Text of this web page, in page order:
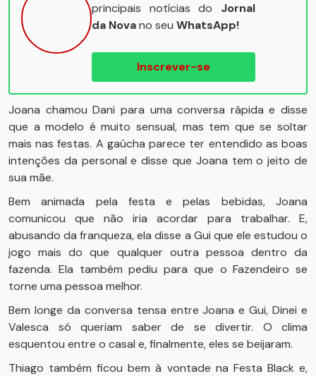
principais notícias do Jornal
da Novano seu WhatsApp!
Inscrever-se
Joana chamou Dani para uma conversa rápida e disse
que a modelo é muito sensual, mas tem que se soltar
mais nas festas. A gaúcha parece ter entendido as boas
intenções da personal e disse que Joana tem o jeito de
sua mãe.
Bem animada pela festa e pelas bebidas, Joana
comunicou que não iria acordar para trabalhar. E,
abusando da franqueza, ela disse a Gui que ele estudou o
jogo mais do que qualquer outra pessoa dentro da
fazenda. Ela também pediu para que o Fazendeiro se
torne uma pessoa melhor.
Bem longe da conversa tensa entre Joana e Gui, Dinei e
Valesca só queriam saber de se divertir. O clima
esquentou entre o casal e, finalmente, eles se beijaram.
Thiago também ficou bem à vontade na Festa Black e,